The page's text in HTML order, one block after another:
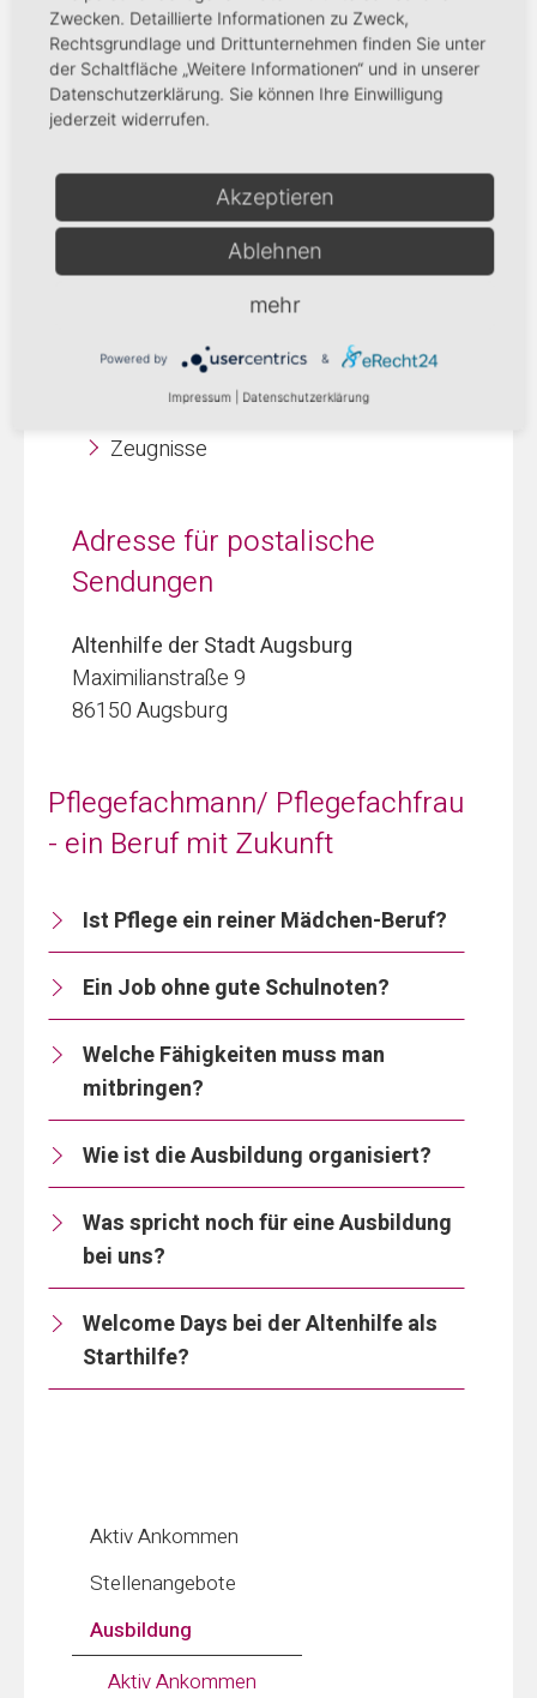
unsere Online-Bewerbungsplattform. Sie
finden diese unterhalb aller unserer
Stellenangebote. Um dorthin zu gelangen
klicken Sie auf den grünen Button "Online
Ausbildung zur Pflegefachfrau/zum
Pflegefachmann
Für eine Bewerbung benötigen wir bitte
folgende Unterlagen:
Anschreiben
lückenloser tabellarischer Lebenslauf
Zeugnisse
Adresse für postalische
Sendungen
Altenhilfe der Stadt Augsburg
Maximilianstraße 9
86150 Augsburg
Pflegefachmann/ Pflegefachfrau
- ein Beruf mit Zukunft
Ist Pflege ein reiner Mädchen-Beruf?
Ein Job ohne gute Schulnoten?
Welche Fähigkeiten muss man
mitbringen?
Wie ist die Ausbildung organisiert?
Was spricht noch für eine Ausbildung
bei uns?
Welcome Days bei der Altenhilfe als
Starthilfe?
Aktiv Ankommen
Stellenangebote
Ausbildung
Aktiv Ankommen
Zwecken. Detaillierte Informationen zu Zweck,
Rechtsgrundlage und Drittunternehmen finden Sie unter
der Schaltfläche „Weitere Informationen“ und in unserer
Datenschutzerklärung. Sie können Ihre Einwilligung
jederzeit widerrufen.
Akzeptieren
Ablehnen
mehr
Powered by &
Impressum Datenschutzerklärung